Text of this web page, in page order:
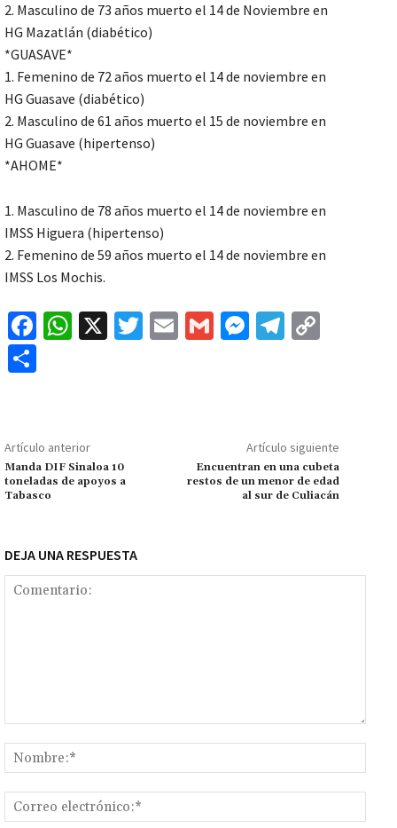
2. Masculino de 73 años muerto el 14 de Noviembre en
HG Mazatlán (diabético)
*GUASAVE*
1. Femenino de 72 años muerto el 14 de noviembre en
HG Guasave (diabético)
2. Masculino de 61 años muerto el 15 de noviembre en
HG Guasave (hipertenso)
*AHOME*
1. Masculino de 78 años muerto el 14 de noviembre en
IMSS Higuera (hipertenso)
2. Femenino de 59 años muerto el 14 de noviembre en
IMSS Los Mochis.
Fa
o
k
W
p
p
X
T
E
G
M
ge
r
Te
m Li
n
k
p
ar
tir
Artículo anterior
Manda DIF Sinaloa 10
toneladas de apoyos a
Tabasco
Artículo siguiente
Encuentran en una cubeta
restos de un menor de edad
al sur de Culiacán
DEJA UNA RESPUESTA